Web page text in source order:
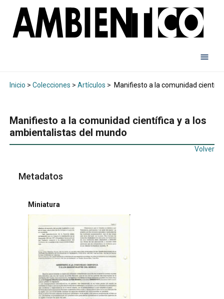
Inicio > Colecciones > Artículos > Manifiesto a la comunidad
Manifiesto a la comunidad científica y a los
ambientalistas del mundo
Volver
Metadatos
Miniatura